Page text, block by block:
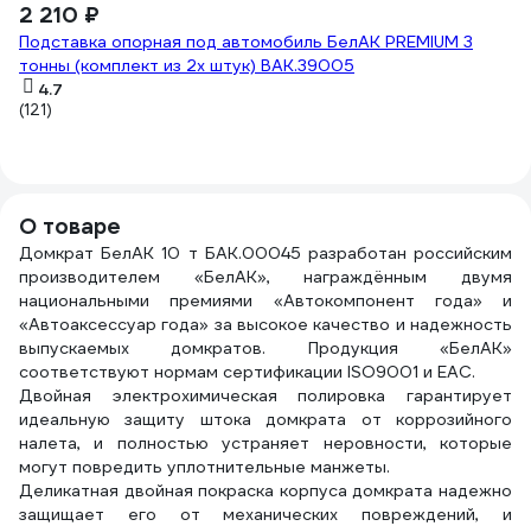
2 210 ₽
Подставка опорная под автомобиль БелАК PREMIUM 3
тонны (комплект из 2х штук) BAK.39005
4.7
(121)
О товаре
Домкрат БелАК 10 т БАК.00045 разработан российским
производителем «БелАК», награждённым двумя
национальными премиями «Автокомпонент года» и
«Автоаксессуар года» за высокое качество и надежность
выпускаемых домкратов. Продукция «БелАК»
соответствуют нормам сертификации ISO9001 и ЕАС.
Двойная электрохимическая полировка гарантирует
идеальную защиту штока домкрата от коррозийного
налета, и полностью устраняет неровности, которые
могут повредить уплотнительные манжеты.
Деликатная двойная покраска корпуса домкрата надежно
защищает его от механических повреждений, и